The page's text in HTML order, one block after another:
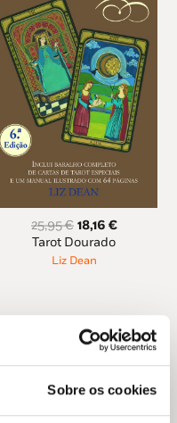
Sobre os cookies
25,95€ O
preço
original
18,16 €O
Tarot Dourado
Liz Dean